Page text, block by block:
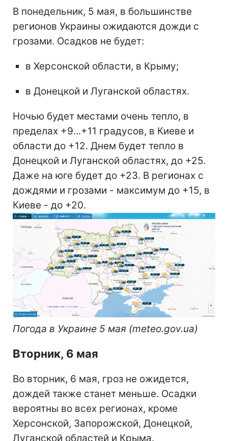
В понедельник, 5 мая, в большинстве
регионов Украины ожидаются дожди с
грозами. Осадков не будет:
в Херсонской области, в Крыму;
в Донецкой и Луганской областях.
Ночью будет местами очень тепло, в
пределах +9...+11 градусов, в Киеве и
области до +12. Днем будет тепло в
Донецкой и Луганской областях, до +25.
Даже на юге будет до +23. В регионах с
дождями и грозами - максимум до +15, в
Киеве - до +20.
Погода в Украине 5 мая (meteo.gov.ua)
Вторник, 6 мая
Во вторник, 6 мая, гроз не ожидется,
дождей также станет меньше. Осадки
вероятны во всех регионах, кроме
Херсонской, Запорожской, Донецкой,
Луганской областей и Крыма.